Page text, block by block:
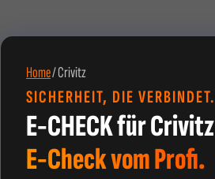
Home/Crivitz
SICHERHEIT, DIE VERBINDET.
E-CHECK für Crivitz
E-Check vom Profi.